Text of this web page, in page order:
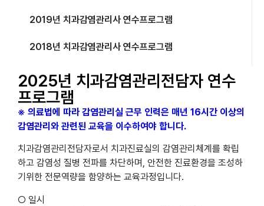
2019년 치과감염관리사 연수프로그램
2018년 치과감염관리사 연수프로그램
2025년 치과감염관리전담자 연수
프로그램
※ 의료법에 따라 감염관리실 근무 인력은 매년 16시간 이상의
감염관리와 관련된 교육을 이수하여야 합니다.
치과감염관리전담자로서 치과진료실의 감염관리체계를 확립
하고 감염성 질병 전파를 차단하며, 안전한 진료환경을 조성하
기위한 전문역량을 함양하는 교육과정입니다.
○ 일시